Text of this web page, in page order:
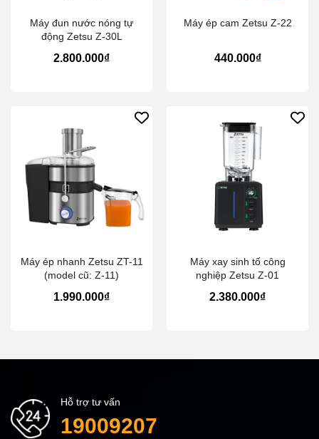
Máy đun nước nóng tự
động Zetsu Z-30L
2.800.000₫
Máy ép cam Zetsu Z-22
440.000₫
Máy ép nhanh Zetsu ZT-11
(model cũ: Z-11)
1.990.000₫
Máy xay sinh tố công
nghiệp Zetsu Z-01
2.380.000₫
Hỗ trợ tư vấn
19009207